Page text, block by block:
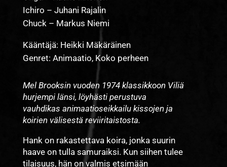
Ichiro – Juhani Rajalin
Chuck – Markus Niemi
Kääntäjä: Heikki Mäkäräinen
Genret: Animaatio, Koko perheen
Mel Brooksin vuoden 1974 klassikkoon Viliä
hurjempi länsi, löyhästi perustuva
vauhdikas animaatioseikkailu kissojen ja
koirien välisestä reviiritaistosta.
Hank on rakastettava koira, jonka suurin
haave on tulla samuraiksi. Kun siihen tulee
tilaisuus, hän on valmis etsimään